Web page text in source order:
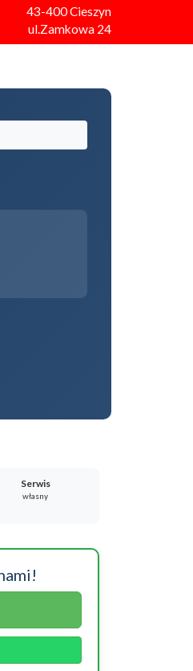
43-400Cieszyn
ul.Zamkowa 24
Serwis
własny